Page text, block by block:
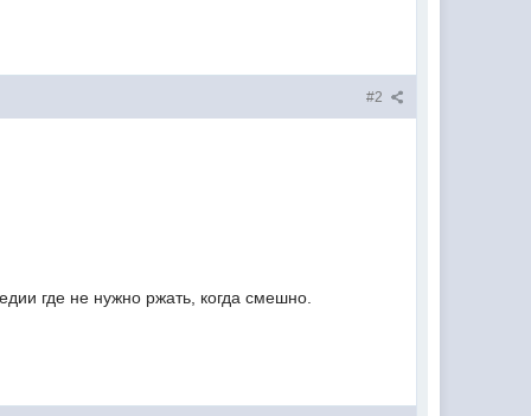
#2
где не нужно ржать, когда смешно.